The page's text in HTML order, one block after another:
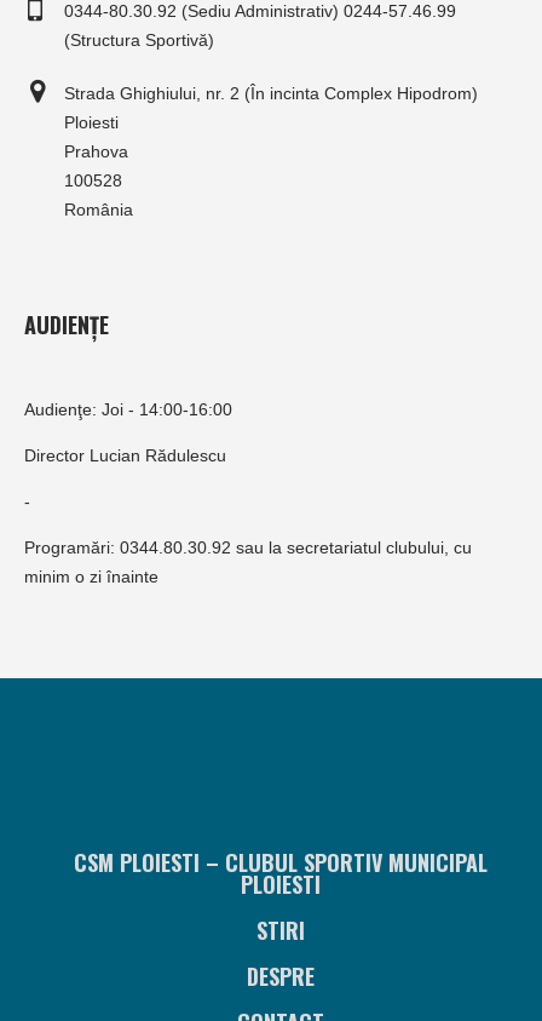
0344-80.30.92 (Sediu Administrativ) 0244-57.46.99
(Structura Sportivă)
Strada Ghighiului, nr. 2 (În incinta Complex Hipodrom)
Ploiesti
Prahova
100528
România
AUDIENȚE
Audienţe: Joi - 14:00-16:00
Director Lucian Rădulescu
-
Programări: 0344.80.30.92 sau la secretariatul clubului, cu
minim o zi înainte
CSM PLOIESTI – CLUBUL SPORTIV MUNICIPAL
PLOIESTI
STIRI
DESPRE